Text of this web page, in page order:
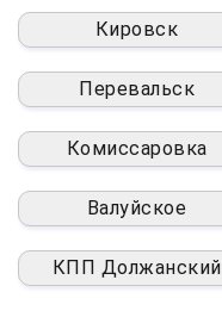
Кировск
Перевальск
Комиссаровка
Валуйское
КПП Должанский